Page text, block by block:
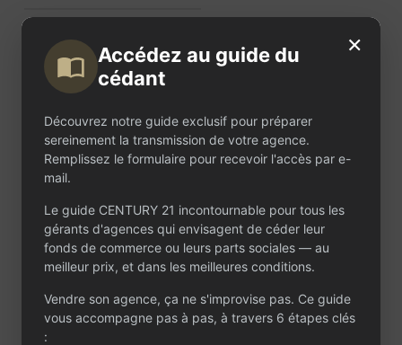
Description
de
l'annonce
Contactez-nous
Un projet ou une
question ?
Que vous envisagiez de céder ou d’acheter
×
Accédez au guide du
cédant
Découvrez notre guide exclusif pour préparer
sereinement la transmission de votre agence.
Remplissez le formulaire pour recevoir l'accès par e-
mail.
Le guide CENTURY 21 incontournable pour tous les
gérants d'agences qui envisagent de céder leur
fonds de commerce ou leurs parts sociales — au
meilleur prix, et dans les meilleures conditions.
Vendre son agence, ça ne s'improvise pas. Ce guide
vous accompagne pas à pas, à travers 6 étapes clés
: